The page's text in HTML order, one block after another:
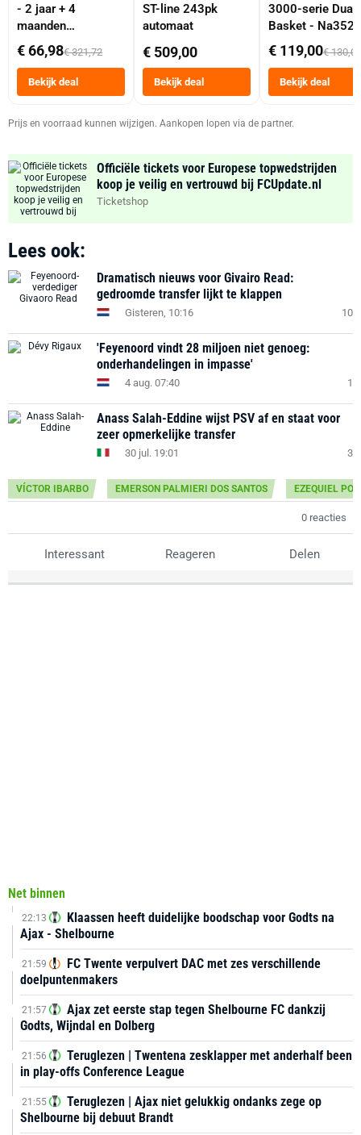
- 2 jaar + 4
maanden
abonnement
€ 66,98€ 321,72
Bekijk deal
ST-line 243pk
automaat
€ 509,00
Bekijk deal
3000-serie Dual
Basket -
Dubbele Mand 9
Tot 6 Personen
Heteluchtfriteuse
Zwart
€ 119,00€ 130,00
Bekijk deal
Prijs en voorraad kunnen wijzigen. Aankopen lopen via de partner.
Officiële tickets voor Europese topwedstrijden
koop je veilig en vertrouwd bij FCUpdate.nl
Ticketshop
Lees ook:
Dramatisch nieuws voor Givairo Read:
gedroomde transfer lijkt te klappen
Gisteren, 10:16 10
'Feyenoord vindt 28 miljoen niet genoeg:
onderhandelingen in impasse'
4 aug. 07:40 1
Anass Salah-Eddine wijst PSV af en staat voor
zeer opmerkelijke transfer
30 jul. 19:01 3
VÍCTOR IBARBO EMERSON PALMIERI DOS SANTOS EZEQUIEL
0 reacties
Interessant Reageren Delen
Net binnen
22:13
Klaassen heeft duidelijke boodschap voor Godts na
Ajax - Shelbourne
21:59
FC Twente verpulvert DAC met zes verschillende
doelpuntenmakers
21:57
Ajax zet eerste stap tegen Shelbourne FC dankzij
Godts, Wijndal en Dolberg
21:56
Teruglezen | Twentena zesklapper met anderhalf been
in play-offs Conference League
21:55
Teruglezen | Ajax niet gelukkig ondanks zege op
Shelbourne bij debuut Brandt